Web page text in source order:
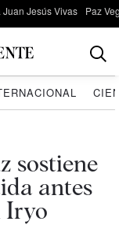
Jesús Vivas Paz
sostiene
antes
Iryo